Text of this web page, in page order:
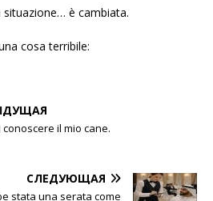
è cambiata.
cosa terribile:
il mio cane.
СЛЕДУЮЩАЯ
stata una serata come